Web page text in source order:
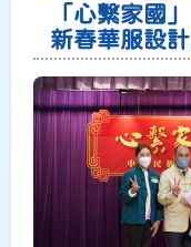
「心繫家國
新春華服設計